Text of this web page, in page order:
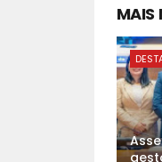
MAIS